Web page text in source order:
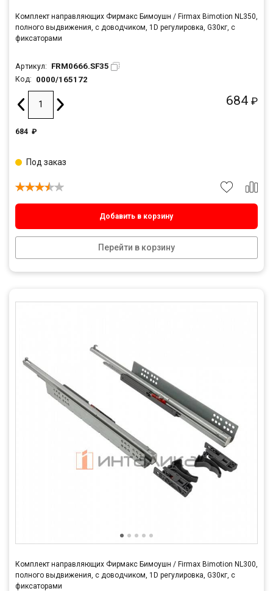
Комплект направляющих Фирмакс Бимоушн / Firmax Bimotion NL350,
полного выдвижения, c доводчиком, 1D регулировка, G30кг, с
фиксаторами
Артикул: FRM0666.SF35
Код: 0000/165172
684 ₽
684 ₽
Добавить в корзину
Перейти в корзину
Под заказ
Комплект направляющих Фирмакс Бимоушн / Firmax Bimotion NL300,
полного выдвижения, c доводчиком, 1D регулировка, G30кг, с
фиксаторами